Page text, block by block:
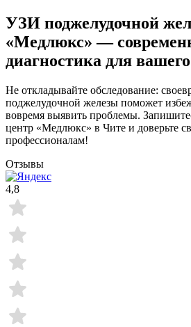
УЗИ поджелудочной
«Медлюкс» —
диагностика для
Не откладывайте обследование:
поджелудочной железы поможет
вовремя выявить проблемы.
центр «Медлюкс» в Чите и доверьте
профессионалам!
Отзывы
4,8